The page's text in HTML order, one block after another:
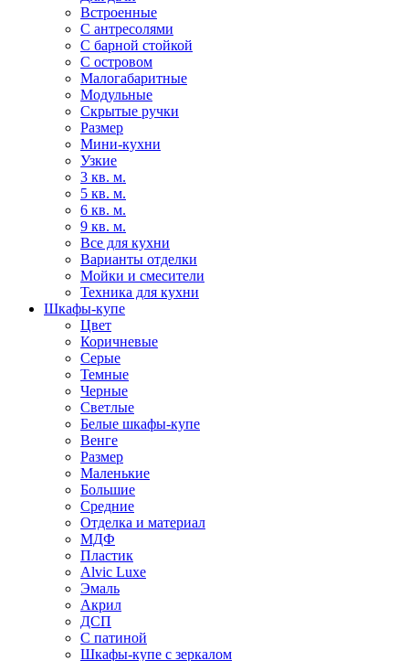
Встроенные
С антресолями
С барной стойкой
С островом
Малогабаритные
Модульные
Скрытые ручки
Размер
Мини-кухни
Узкие
3 кв. м.
5 кв. м.
6 кв. м.
9 кв. м.
Все для кухни
Варианты отделки
Мойки и смесители
Техника для кухни
Шкафы-купе
Цвет
Коричневые
Серые
Темные
Черные
Светлые
Белые шкафы-купе
Венге
Размер
Маленькие
Большие
Средние
Отделка и материал
МДФ
Пластик
Alvic Luxe
Эмаль
Акрил
ДСП
С патиной
Шкафы-купе с зеркалом